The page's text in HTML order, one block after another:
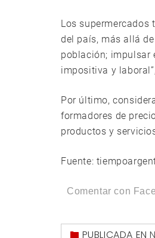
Los supermercados
del país, más allá
población; impulsar
impositiva y
Por último,
formadores de
productos y
Fuente:
Comentar con
PUBLICADA EN